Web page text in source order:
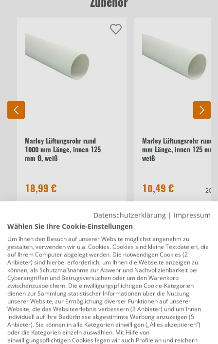
Zubehör
Marley Lüftungsrohr rund
1000 mm Länge, innen 125
mm Ø, weiß
18,99 €
Marley Lüftungsrohr rund
mm Länge, innen 125 mm
weiß
10,49 €
Beschreibung
Marley Rohrverbinder Rundrohr Ø 125
mm, weiß
Produktnummer:0782200806
Eine saubere Küche braucht saubere Luft.
Unangenehme Küchengerüche werden mithilfe einer
Dunstabzugshaube über einfach zu installierende
Flachkanalsysteme von Marley nach draußen geleitet.
Marley bietet praktische Lösungen an
Datenschutzerklärung | Impressum
Wählen Sie Ihre Cookie-Einstellungen
Um Ihnen den Besuch auf unserer Website möglichst angenehm zu
gestalten, verwenden wir u.a. Cookies. Cookies sind kleine Textdateien, die
auf Ihrem Computer abgelegt werden. Die notwendigen Cookies (2
Anbieter) sind hierbei erforderlich, um Ihnen die Webseite anzeigen zu
können, als Schutzmaßnahme zur Abwehr und Nachvollziehbarkeit bei
Cyberangriffen und Betrugsversuchen oder um den Warenkorb
zwischenzuspeichern. Die einwilligungspflichtigen Cookie-Kategorien
dienen zur Sammlung statistischer Informationen über die Nutzung
unserer Website, zur Ermöglichung diverser Funktionen auf unserer
Website, die das Websiteerlebnis verbessern (3 Anbieter) und um Ihnen
individuell auf Ihre Bedürfnisse abgestimmte Werbung anzuzeigen (5
Anbieter). Sie können in alle Kategorien einwilligen („Alles akzeptieren“)
oder die Kategorien einzeln auswählen. Mit Hilfe von
einwilligungspflichtigen Cookies legen wir auch Profile an und reichern